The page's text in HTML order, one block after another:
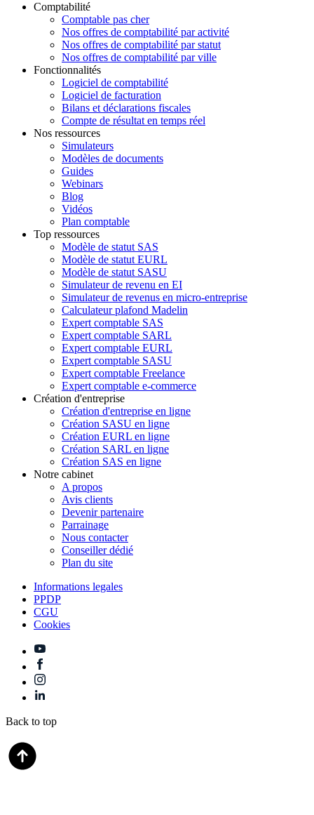
Comptabilité
Comptable pas cher
Nos offres de comptabilité par activité
Nos offres de comptabilité par statut
Nos offres de comptabilité par ville
Fonctionnalités
Logiciel de comptabilité
Logiciel de facturation
Bilans et déclarations fiscales
Compte de résultat en temps réel
Nos ressources
Simulateurs
Modèles de documents
Guides
Webinars
Blog
Vidéos
Plan comptable
Top ressources
Modèle de statut SAS
Modèle de statut EURL
Modèle de statut SASU
Simulateur de revenu en EI
Simulateur de revenus en micro-entreprise
Calculateur plafond Madelin
Expert comptable SAS
Expert comptable SARL
Expert comptable EURL
Expert comptable SASU
Expert comptable Freelance
Expert comptable e-commerce
Création d'entreprise
Création d'entreprise en ligne
Création SASU en ligne
Création EURL en ligne
Création SARL en ligne
Création SAS en ligne
Notre cabinet
A propos
Avis clients
Devenir partenaire
Parrainage
Nous contacter
Conseiller dédié
Plan du site
Informations legales
PPDP
CGU
Cookies
Back to top